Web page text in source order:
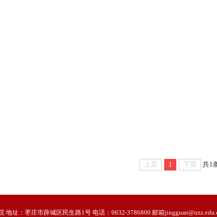
上页 1 下页 共1
地址：枣庄市薛城区民生路1号 电话：0632-3786800 邮箱